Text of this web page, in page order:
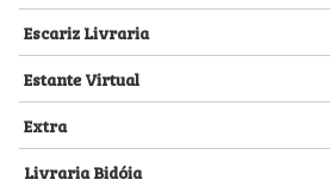
Escariz Livraria
Estante Virtual
Extra
Livraria Bidóia